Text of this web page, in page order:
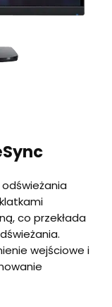
co przekłada
wejściowe i